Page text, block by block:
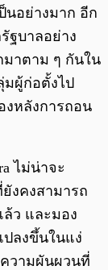
นอย่างมาก อีก
ฐบาลอย่าง
าตาม ๆ กันใน
มผู้ก่อตั้งไป
งหลังการถอน
ไม่น่าจะ
งคงสามารถ
ว และมอง
ปลงขึ้นในแง่
วามผันผวนที่